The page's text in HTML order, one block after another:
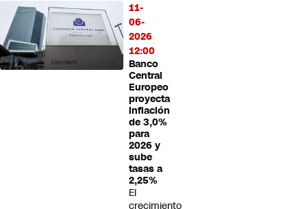
11-
06-
2026
12:00
Banco
Central
Europeo
proyecta
inflación
de 3,0%
para
2026 y
sube
tasas a
2,25%
El
crecimiento